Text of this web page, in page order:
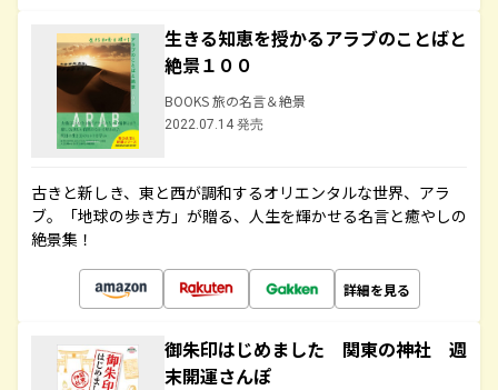
生きる知恵を授かるアラブのことばと
絶景１００
BOOKS 旅の名言＆絶景
2022.07.14 発売
古きと新しき、東と西が調和するオリエンタルな世界、アラ
ブ。「地球の歩き方」が贈る、人生を輝かせる名言と癒やしの
絶景集！
詳細を見る
御朱印はじめました 関東の神社 週
末開運さんぽ